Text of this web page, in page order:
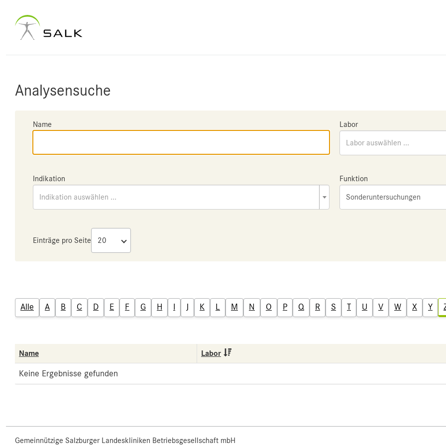
Analysensuche
Name Labor
Labor auswählen ...
Indikation
Indikation auswählen ...
Funktion
Sonderuntersuchungen
Einträge pro Seite
Alle A B C D E F G H I J K L M N O P Q R S T U V W X Y
Name Labor
Keine Ergebnisse gefunden
Gemeinnützige Salzburger Landeskliniken Betriebsgesellschaft mbH